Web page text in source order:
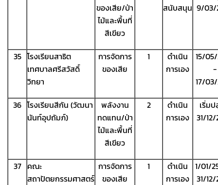
ของเสีย/ป่า
ไม้และพื้นที่
สีเขียว
สนับสนุน 9/03/
35 โรงเรียนสาธิต
เทศบาลศรีสวัสดิ์
วิทยา
การจัดการ
ของเสีย
1
ดำเนิน
การเอง
15/
-
17/
36 โรงเรียนสีกัน (วัฒนา
นันท์อุปถัมภ์)
พลังงาน
ทดแทน/ป่า
ไม้และพื้นที่
สีเขียว
2
ดำเนิน
การเอง
เริ่ม
31/
37 คณะ
สถาปัตยกรรมศาสตร์
การจัดการ
ของเสีย
1
ดำเนิน
การเอง
1/01/
31/